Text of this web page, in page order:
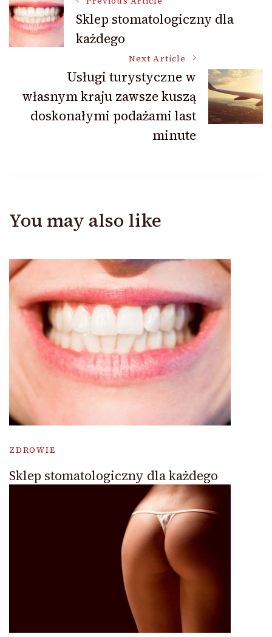
Post
Navigation
Sklep stomatologiczny dla
każdego
Next Article
Usługi turystyczne w
własnym kraju zawsze kuszą
doskonałymi podażami last
minute
You may also like
ZDROWIE
Sklep stomatologiczny dla każdego